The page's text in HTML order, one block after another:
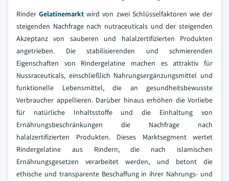
RinderGelatinemarkt wird von zwei Schlüsselfaktoren wie der
steigenden Nachfrage nach nutraceuticals und der steigenden
Akzeptanz von sauberen und halalzertifizierten Produkten
angetrieben. Die stabilisierenden und schmierenden
Eigenschaften von Rindergelatine machen es attraktiv für
Nussraceuticals, einschließlich Nahrungsergänzungsmittel und
funktionelle Lebensmittel, die an gesundheitsbewusste
Verbraucher appellieren. Darüber hinaus erhöhen die Vorliebe
für natürliche Inhaltsstoffe und die Einhaltung von
Ernährungsbeschränkungen die Nachfrage nach
halalzertifizierten Produkten. Dieses Marktsegment wertet
Rindergelatine aus Rindern, die nach islamischen
Ernährungsgesetzen verarbeitet werden, und betont die
ethische und transparente Beschaffung in ihrer Nahrungs- und